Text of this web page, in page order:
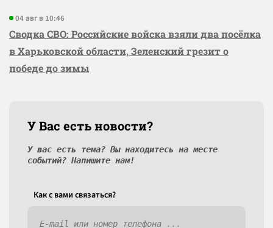
04 авг в 10:46
Сводка СВО: Российские войска взяли два посёлка
в Харьковской области, Зеленский грезит о
победе до зимы
У Вас есть новости?
У вас есть тема? Вы находитесь на месте
событий? Напишите нам!
Как c вами связаться?